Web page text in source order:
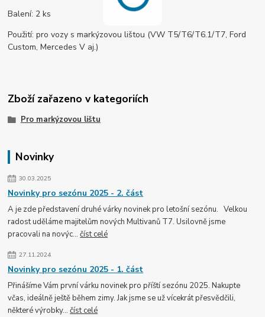
Novinky
30.03.2025
Novinky pro sezónu 2025 - 2. část
A je zde představení druhé várky novinek pro letošní sezónu. Velkou
radost uděláme majitelům nových Multivanů T7. Usilovně jsme
pracovali na novýc...číst celé
27.11.2024
Novinky pro sezónu 2025 - 1. část
Přinášíme Vám první várku novinek pro příští sezónu 2025. Nakupte
včas, ideálně ještě během zimy. Jak jsme se už vícekrát přesvědčili,
některé výrobky...číst celé
Balení: 2 ks
Použití: pro vozy s markýzovou lištou (VW T5/T6/T6.1/T7, Ford
Custom, Mercedes V aj.)
Zboží zařazeno v kategoriích
Pro markýzovou lištu